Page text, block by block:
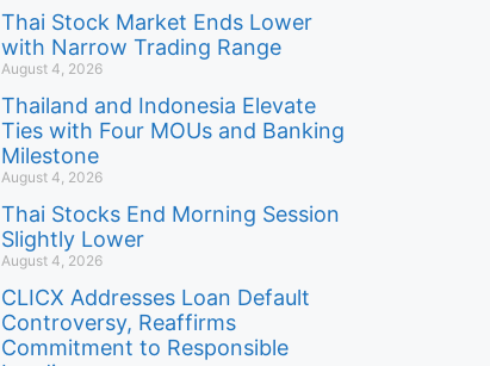
Thai Stock Market Ends Lower
with Narrow Trading Range
August 4, 2026
Thailand and Indonesia Elevate
Ties with Four MOUs and Banking
Milestone
August 4, 2026
Thai Stocks End Morning Session
Slightly Lower
August 4, 2026
CLICX Addresses Loan Default
Controversy, Reaffirms
Commitment to Responsible